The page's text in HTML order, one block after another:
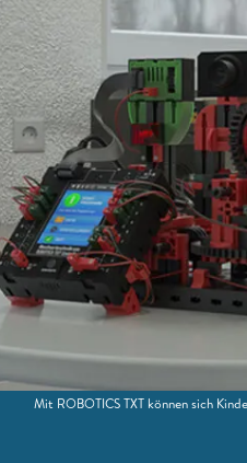
Mit ROBOTICS TXT können sich